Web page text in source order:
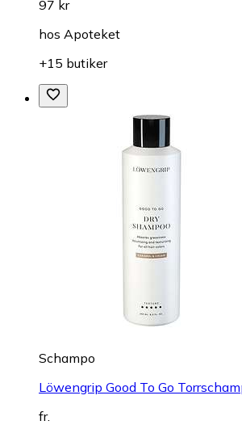
97 kr
hos Apoteket
+15 butiker
Schampo
Löwengrip Good To Go
fr.